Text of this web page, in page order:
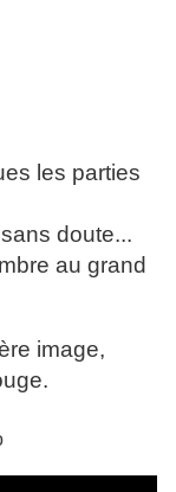
les parties
doute...
au grand
image,